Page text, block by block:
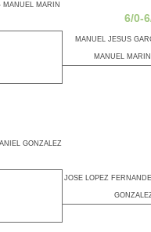
6/0-
MANUEL MARIN
MANUEL JESUS
MANUEL
GONZALEZ
JOSE LOPEZ